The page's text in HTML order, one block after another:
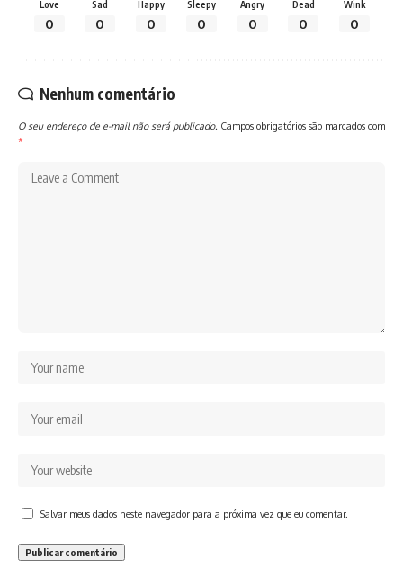
Love
0
Sad
0
Happy
0
Sleepy
0
Angry
0
Dead
0
Wink
0
Nenhum comentário
O seu endereço de e-mail não será publicado. Campos obrigatórios são marcados com
*
Salvar meus dados neste navegador para a próxima vez que eu comentar.